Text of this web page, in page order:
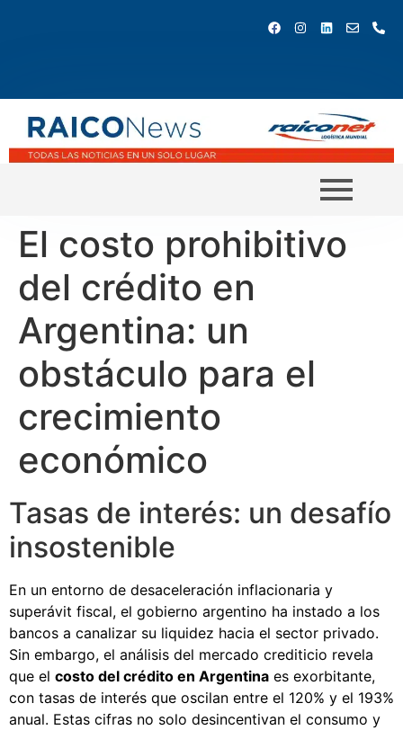
El costo prohibitivo
del crédito en
Argentina: un
obstáculo para el
crecimiento
económico
Tasas de interés: un desafío
insostenible
En un entorno de desaceleración inflacionaria y
superávit fiscal, el gobierno argentino ha instado a los
bancos a canalizar su liquidez hacia el sector privado.
Sin embargo, el análisis del mercado crediticio revela
que el costo del crédito en Argentina es exorbitante,
con tasas de interés que oscilan entre el 120% y el 193%
anual. Estas cifras no solo desincentivan el consumo y